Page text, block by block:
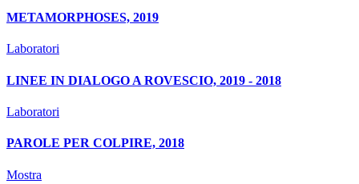
METAMORPHOSES, 2019
Laboratori
LINEE IN DIALOGO A ROVESCIO, 2019 - 2018
Laboratori
PAROLE PER COLPIRE, 2018
Mostra